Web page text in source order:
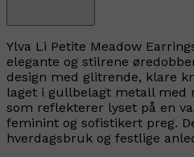
Ylva Li Petite Meadow
elegante og stilrene
design med glitrende, klare
laget i gullbelagt metall med
som reflekterer lyset på en
feminint og sofistikert preg.
hverdagsbruk og festlige